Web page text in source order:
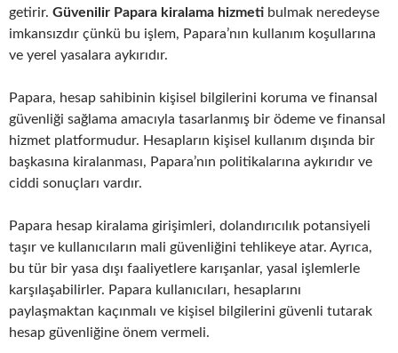
getirir. Güvenilir Papara kiralama hizmeti bulmak neredeyse
imkansızdır çünkü bu işlem, Papara’nın kullanım koşullarına
ve yerel yasalara aykırıdır.
Papara, hesap sahibinin kişisel bilgilerini koruma ve finansal
güvenliği sağlama amacıyla tasarlanmış bir ödeme ve finansal
hizmet platformudur. Hesapların kişisel kullanım dışında bir
başkasına kiralanması, Papara’nın politikalarına aykırıdır ve
ciddi sonuçları vardır.
Papara hesap kiralama girişimleri, dolandırıcılık potansiyeli
taşır ve kullanıcıların mali güvenliğini tehlikeye atar. Ayrıca,
bu tür bir yasa dışı faaliyetlere karışanlar, yasal işlemlerle
karşılaşabilirler. Papara kullanıcıları, hesaplarını
paylaşmaktan kaçınmalı ve kişisel bilgilerini güvenli tutarak
hesap güvenliğine önem vermeli.